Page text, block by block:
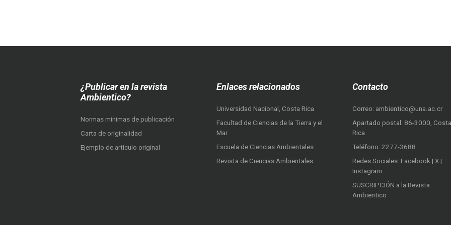
¿Publicar en la revista
Ambientico?
Normas mínimas de publicación
Carta de originalidad
Ejemplo de artículo original
Enlaces relacionados
Universidad Nacional, Costa Rica
Facultad de Ciencias de la Tierra y el
Mar
Escuela de Ciencias Ambientales
Revista de Ciencias Ambientales
Contacto
Correo: ambientico@una.ac.cr
Apartado postal: 86-3000, Costa
Rica
Teléfono: 2277-3688
Redes Sociales: Facebook | X |
Instagram
SUSCRIPCIÓN a la Revista
Ambientico